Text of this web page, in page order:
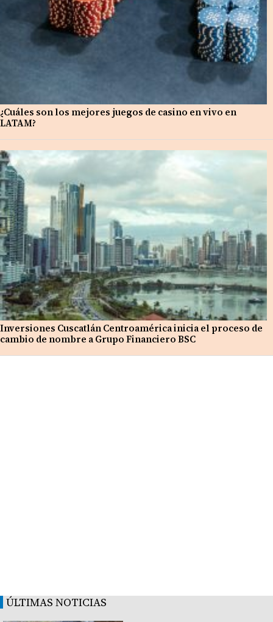
¿Cuáles son los mejores juegos de casino en vivo en
LATAM?
Inversiones Cuscatlán Centroamérica inicia el proceso de
cambio de nombre a Grupo Financiero BSC
ÚLTIMAS NOTICIAS